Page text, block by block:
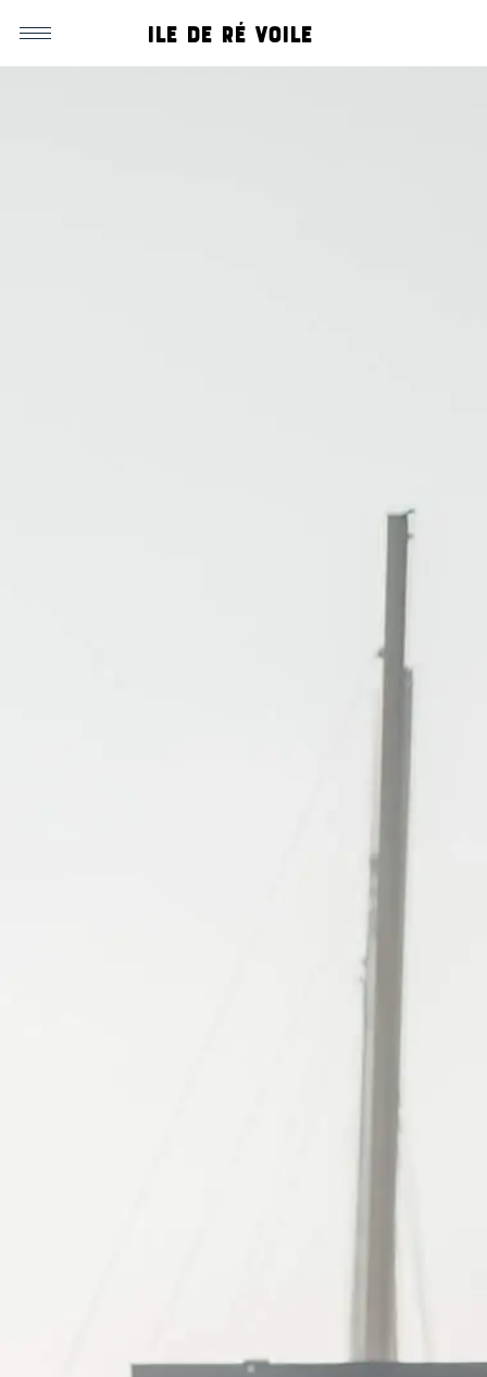
Ile de ré voile